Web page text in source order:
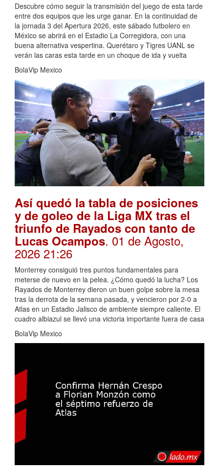
Descubre cómo seguir la transmisión del juego de esta tarde
entre dos equipos que les urge ganar. En la continuidad de
la jornada 3 del Apertura 2026, este sábado futbolero en
México se abrirá en el Estadio La Corregidora, con una
buena alternativa vespertina. Querétaro y Tigres UANL se
verán las caras esta tarde en un choque de ida y vuelta
BolaVip Mexico
Así quedó la tabla de posiciones
y de goleo de la Liga MX tras el
triunfo de Rayados con tanto de
Lucas Ocampos. 01 de Agosto,
2026 21:26
Monterrey consiguió tres puntos fundamentales para
meterse de nuevo en la pelea. ¿Cómo quedó la lucha? Los
Rayados de Monterrey dieron un buen golpe sobre la mesa
tras la derrota de la semana pasada, y vencieron por 2-0 a
Atlas en un Estadio Jalisco de ambiente siempre caliente. El
cuadro albiazul se llevó una victoria importante fuera de casa
BolaVip Mexico